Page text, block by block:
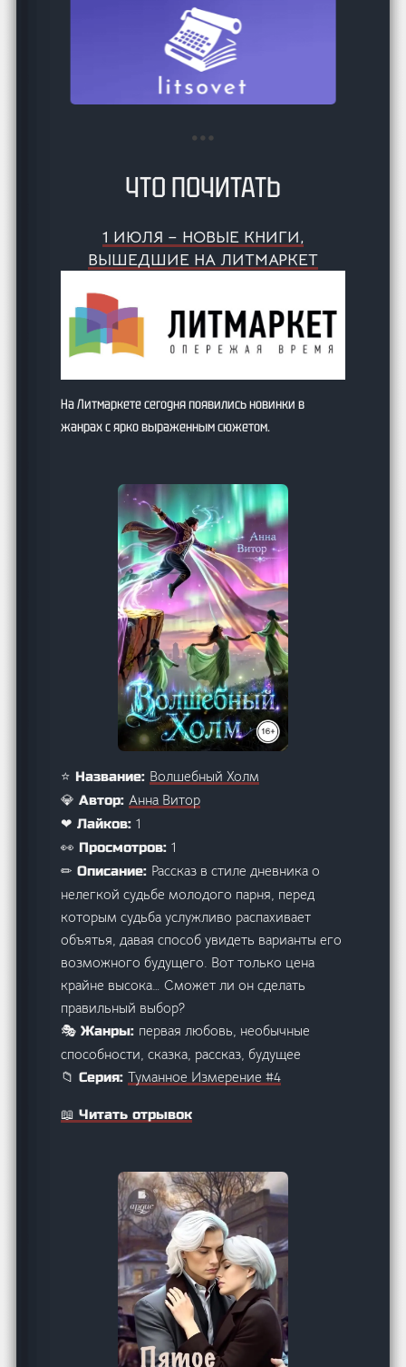
ЧТО ПОЧИТАТЬ
1 ИЮЛЯ – НОВЫЕ КНИГИ,
ВЫШЕДШИЕ НА ЛИТМАРКЕТ
На Литмаркете сегодня появились новинки в
жанрах с ярко выраженным сюжетом.
⭐ Название: Волшебный Холм
💎 Автор:Анна Витор
❤ Лайков:1
👀 Просмотров:1
✏ Описание: Рассказ в стиле дневника о
нелегкой судьбе молодого парня, перед
которым судьба услужливо распахивает
объятья, давая способ увидеть варианты его
возможного будущего. Вот только цена
крайне высока… Сможет ли он сделать
правильный выбор?
🎭 Жанры: первая любовь, необычные
способности, сказка, рассказ, будущее
📁 Серия:Туманное Измерение #4
📖 Читать отрывок